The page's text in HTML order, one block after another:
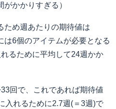
かかりすぎる）
ため週あたりの期待値は
は6個のアイテムが必要となる
るために平均して24週かか
回で、これであれば期待値
入れるために2.7週(＝3週)で